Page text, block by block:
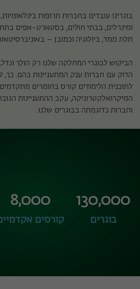
בוגרינו עובדים בחברות תרופות
ומינרלים, בבתי חולים, בסטארט-אפים
תלת ממד, ביולוגיה וכמובן –
הביקוש לבוגרי המחלקה שלנו רק הולך
הדוק עם חברות ענק המתעניינות בהם. כך,
לתוכנית הלימודים קורס בחומרים
המיקרואלקטרוניקה, עקב ההתעניינות
וחברות כדוגמתה בבוגרים שלנו.
130,000
בוגרים
8,000
קורסים